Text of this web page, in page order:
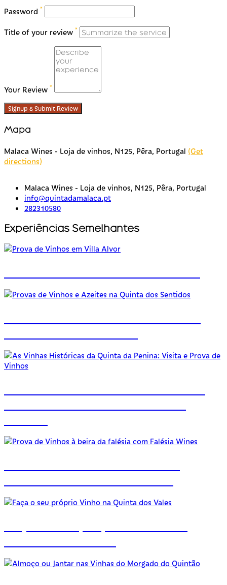
Password *
Title of your review *
Your Review *
Signup & Submit Review
Mapa
Malaca Wines - Loja de vinhos, N125, Pêra, Portugal (Get
directions)
Malaca Wines - Loja de vinhos, N125, Pêra, Portugal
info@quintadamalaca.pt
282310580
Experiências Semelhantes